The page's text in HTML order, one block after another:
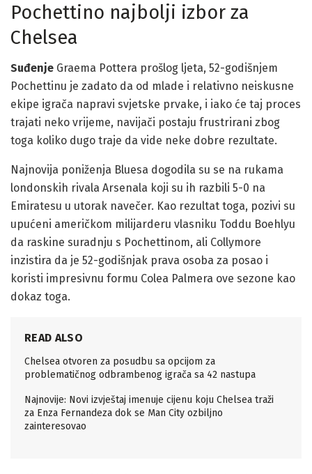
Pochettino najbolji izbor za
Chelsea
Suđenje Graema Pottera prošlog ljeta, 52-godišnjem
Pochettinu je zadato da od mlade i relativno neiskusne
ekipe igrača napravi svjetske prvake, i iako će taj proces
trajati neko vrijeme, navijači postaju frustrirani zbog
toga koliko dugo traje da vide neke dobre rezultate.
Najnovija poniženja Bluesa dogodila su se na rukama
londonskih rivala Arsenala koji su ih razbili 5-0 na
Emiratesu u utorak navečer. Kao rezultat toga, pozivi su
upućeni američkom milijarderu vlasniku Toddu Boehlyu
da raskine suradnju s Pochettinom, ali Collymore
inzistira da je 52-godišnjak prava osoba za posao i
koristi impresivnu formu Colea Palmera ove sezone kao
dokaz toga.
READ ALSO
Chelsea otvoren za posudbu sa opcijom za
problematičnog odbrambenog igrača sa 42 nastupa
Najnovije: Novi izvještaj imenuje cijenu koju Chelsea traži
za Enza Fernandeza dok se Man City ozbiljno
zainteresovao